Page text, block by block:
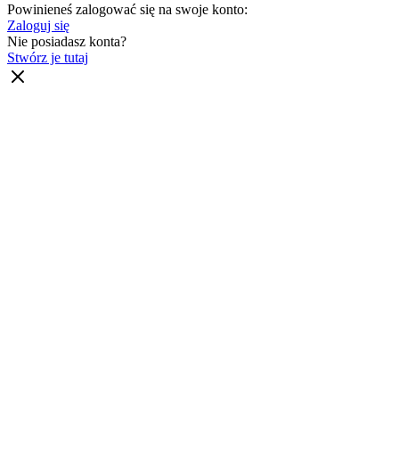
Powinieneś zalogować się na swoje konto:
Zaloguj się
Nie posiadasz konta?
Stwórz je tutaj